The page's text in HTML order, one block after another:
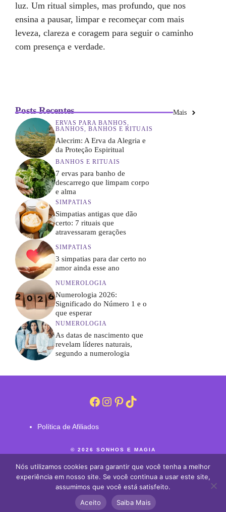
luz. Um ritual simples, mas profundo, que nos
ensina a pausar, limpar e recomeçar com mais
leveza, clareza e coragem para seguir o caminho
com presença e verdade.
Posts Recentes Mais
ERVAS PARA BANHOS
BANHOS
BANHOS E RITUAIS
Alecrim: A Erva da Alegria e
da Proteção Espiritual
BANHOS E RITUAIS
7 ervas para banho de
descarrego que limpam corpo
e alma
SIMPATIAS
Simpatias antigas que dão
certo: 7 rituais que
atravessaram gerações
SIMPATIAS
3 simpatias para dar certo no
amor ainda esse ano
NUMEROLOGIA
Numerologia 2026:
Significado do Número 1 e o
que esperar
NUMEROLOGIA
As datas de nascimento que
revelam líderes naturais,
segundo a numerologia
Facebook
Instagram
Pinterest
TikTok
Política de Afiliados
© 2026 SONHOS E MAGIA
CONTATO
POLÍTICA DE PRIVACIDADE
TERMOS DE USO
Nós utilizamos cookies para garantir que você tenha a melhor
experiência em nosso site. Se você continua a usar este site,
assumimos que você está satisfeito.
Aceito
Saiba Mais